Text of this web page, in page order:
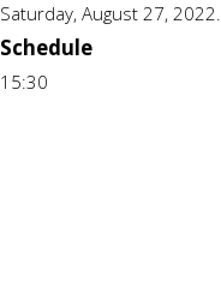
Saturday, August 27, 2022.
Schedule
15:30